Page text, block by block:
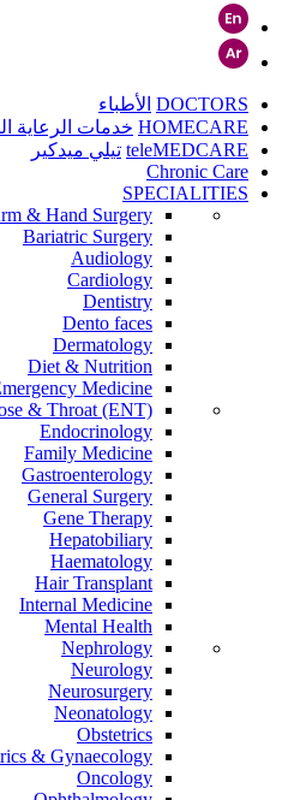
DOCTORS الأطباء
HOMECARE خدمات الرعاية
teleMEDCARE تيلي ميدكير
Chronic Care
SPECIALITIES
& Hand Surgery
Bariatric Surgery
Audiology
Cardiology
Dentistry
Dento faces
Dermatology
Diet & Nutrition
Medicine
& Throat (ENT)
Endocrinology
Family Medicine
Gastroenterology
General Surgery
Gene Therapy
Hepatobiliary
Haematology
Hair Transplant
Internal Medicine
Mental Health
Nephrology
Neurology
Neurosurgery
Neonatology
Obstetrics
& Gynaecology
Oncology